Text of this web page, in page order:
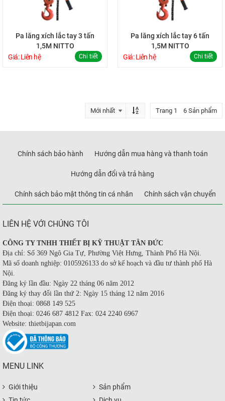
Pa lăng xích lắc tay 3 tấn
1,5M NITTO
Giá: Liên hệ
Chi tiết
Pa lăng xích lắc tay 6 tấn
1,5M NITTO
Giá: Liên hệ
Chi tiết
Trang 1 6 Sản phẩm
Chính sách bảo hành Hướng dẫn mua hàng và thanh toán
Hướng dẫn đổi và trả hàng
Chính sách bảo mật thông tin cá nhân Chính sách vận chuyển
LIÊN HỆ VỚI CHÚNG TÔI
CÔNG TY TNHH THIẾT BỊ KỸ THUẬT TÂN ĐỨC
Địa chỉ: Số 369 Ngô Gia Tự, Phường Việt Hưng, Thành Phố Hà Nội.
Mã số doanh nghiệp: 0105926133 do sở kế hoạch và đầu tư thành phố Hà
Nội.
Đăng ký lần đầu: Ngày 22 tháng 06 năm 2012
Đăng ký thay đổi lần thứ 2: Ngày 15 tháng 12 năm 2016
Điện thoại: 0868 149 525
Điện thoại: 0246 687 4812 Fax: 024 2240 6967
Website: thietbijapan.com
MENU LINK
Giới thiệu
Sản phẩm